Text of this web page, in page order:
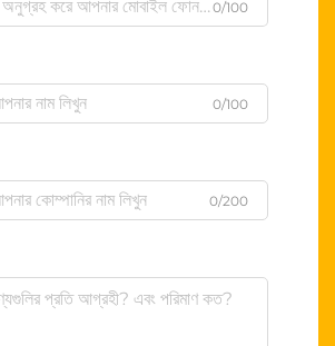
0/100
0/100
0/200